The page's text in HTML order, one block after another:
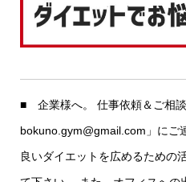
■ 企業様へ。 仕事依頼＆ご相
bokuno.gym@gmail.com」にご
良いダイエットを広めるための